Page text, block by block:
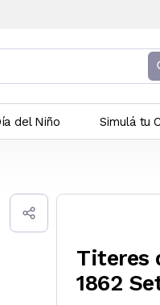
del Niño Simulá tu
Titeres
1862